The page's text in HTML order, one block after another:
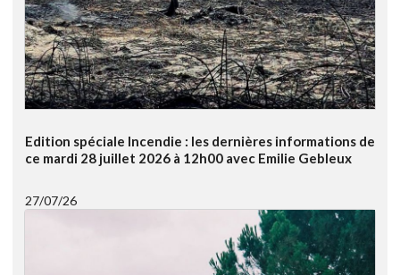
Edition spéciale Incendie : les dernières informations de
ce mardi 28 juillet 2026 à 12h00 avec Emilie Gebleux
27/07/26